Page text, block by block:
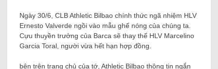
Ngày 30/6, CLB Athletic Bilbao chính thức ngã nhiệm HLV
Ernesto Valverde ngồi vào mẫu ghế nóng của chúng ta.
Cựu thuyền trưởng của Barca sẽ thay thế HLV Marcelino
Garcia Toral, người vừa hết hạn hợp đồng.
bên trên trang chủ của tớ, Athletic Bilbao thông tin ngắn